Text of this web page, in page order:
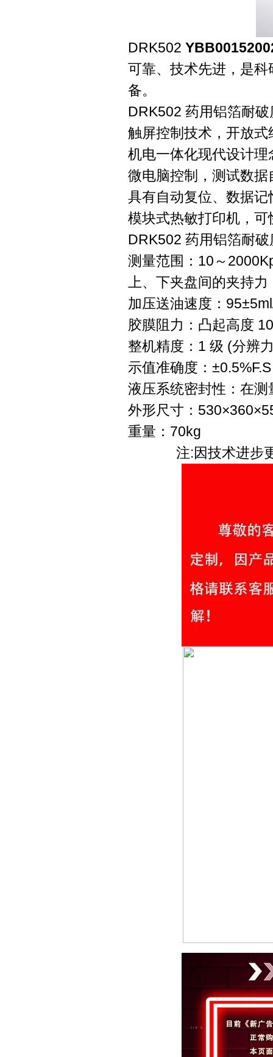
DRK502
可靠、技术先进，是
备。
DRK502 药用铝箔耐
触屏控制技术，开放
机电一体化现代设计
微电脑控制，测试数
具有自动复位、数据
模块式热敏打印机，
DRK502 药用铝箔耐
测量范围：10～
上、下夹盘间的夹持
加压送油速度：
胶膜阻力：凸起高度
整机精度：1 级 (分辨
示值准确度：±0.5%F.S
液压系统密封性：在
外形尺寸：
重量：70kg
注:因技术进步